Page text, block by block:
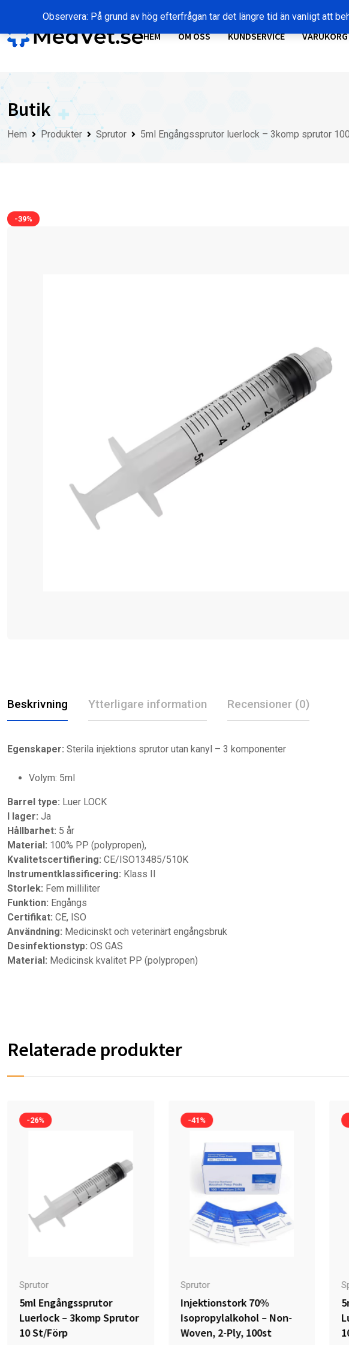
Observera: På grund av hög efterfrågan tar det längre tid än vanligt att
content
HEM OM OSS KUNDSERVICE VARUKORG
Butik
Hem Produkter Sprutor 5ml Engångssprutor luerlock – 3komp sprutor
-39%
Beskrivning Ytterligare information Recensioner (0)
Egenskaper: Sterila injektions sprutor utan kanyl – 3 komponenter
Volym: 5ml
Barrel type: Luer LOCK
I lager: Ja
Hållbarhet: 5 år
Material: 100% PP (polypropen),
Kvalitetscertifiering: CE/ISO13485/510K
Instrumentklassificering: Klass II
Storlek: Fem milliliter
Funktion: Engångs
Certifikat: CE, ISO
Användning: Medicinskt och veterinärt engångsbruk
Desinfektionstyp: OS GAS
Material: Medicinsk kvalitet PP (polypropen)
Relaterade produkter
-26%
Sprutor
5ml Engångssprutor
Luerlock – 3komp Sprutor
10 St/förp
-41%
Sprutor
Injektionstork 70%
Isopropylalkohol – Non-
Woven, 2-Ply, 100st